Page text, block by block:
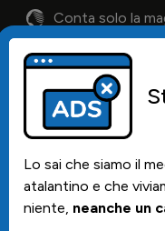
Conta solo la
Calendario Il 12°
Lo sai che siamo il
atalantino e che
niente, neanche un